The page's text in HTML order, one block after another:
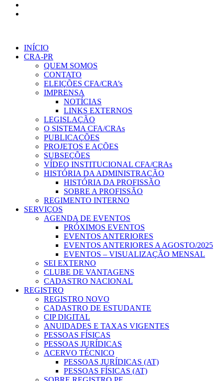
INÍCIO
CRA-PR
QUEM SOMOS
CONTATO
ELEIÇÕES CFA/CRA’s
IMPRENSA
NOTÍCIAS
LINKS EXTERNOS
LEGISLAÇÃO
O SISTEMA CFA/CRAs
PUBLICAÇÕES
PROJETOS E AÇÕES
SUBSEÇÕES
VÍDEO INSTITUCIONAL CFA/CRAs
HISTÓRIA DA ADMINISTRAÇÃO
HISTÓRIA DA PROFISSÃO
SOBRE A PROFISSÃO
REGIMENTO INTERNO
SERVIÇOS
AGENDA DE EVENTOS
PRÓXIMOS EVENTOS
EVENTOS ANTERIORES
EVENTOS ANTERIORES A AGOSTO/2025
EVENTOS – VISUALIZAÇÃO MENSAL
SEI EXTERNO
CLUBE DE VANTAGENS
CADASTRO NACIONAL
REGISTRO
REGISTRO NOVO
CADASTRO DE ESTUDANTE
CIP DIGITAL
ANUIDADES E TAXAS VIGENTES
PESSOAS FÍSICAS
PESSOAS JURÍDICAS
ACERVO TÉCNICO
PESSOAS JURÍDICAS (AT)
PESSOAS FÍSICAS (AT)